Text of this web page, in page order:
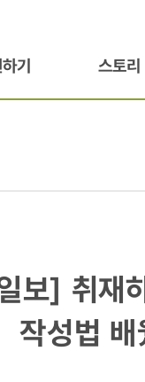
기 스토리
보]
보] 취재
작성법